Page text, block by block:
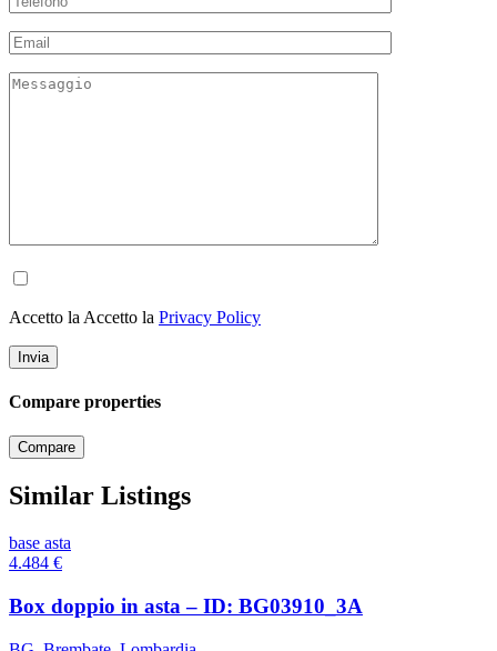
Accetto la Accetto la Privacy Policy
Compare properties
Compare
Similar Listings
base asta
4.484 €
Box doppio in asta – ID: BG03910_3A